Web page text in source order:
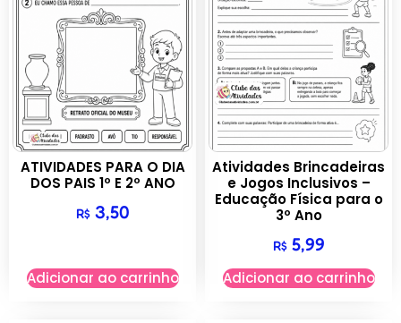
ATIVIDADES PARA O DIA
DOS PAIS 1º E 2º ANO
R$3,50
Adicionar ao carrinho
Atividades Brincadeiras
e Jogos Inclusivos –
Educação Física para o
3º Ano
R$5,99
Adicionar ao carrinho